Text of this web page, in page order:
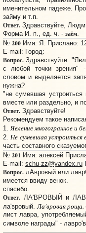
именительном падеже.
займу и т.п.
Ответ.Здравствуйте,
Форма И. п., ед. ч. - заём.
№ 200Имя: Я. Прислано:
E-mail: Город:
Вопрос.Здравствуйте.
с любой точки зрения"
словом и выделяется
нужна?
"не сумевшая
вместе или раздельно, и
Ответ.Здравствуйте!
Рекомендуем такое
1.Явление многогранное и
2.Не сумевшая
часть составного
№ 201 Имя: алексей
E-mail: schu-zz@yandex.ru
Вопрос.лАвровый или
имеется ввиду венок.
спасибо.
Ответ.ЛА'ВРОВЫЙ и
ла'вровый.Ла'вровая роща.
лист лавра,
символе награды" -